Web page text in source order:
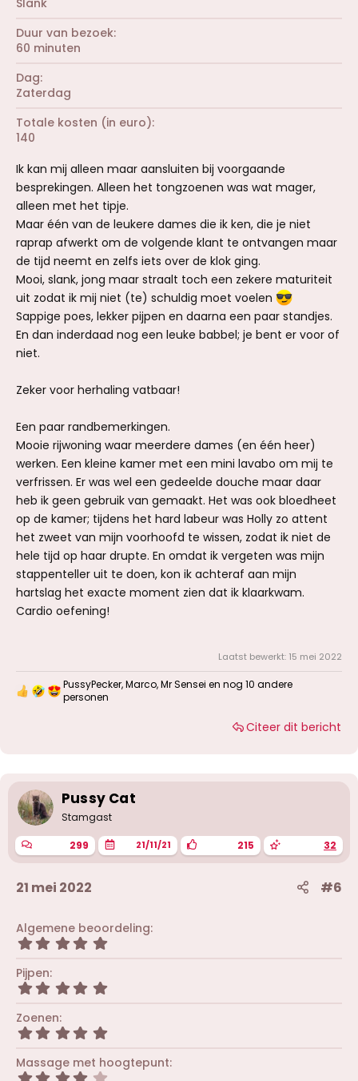
Slank
Duur van bezoek
60 minuten
Dag
Zaterdag
Totale kosten (in euro)
140
Ik kan mij alleen maar aansluiten bij voorgaande
besprekingen. Alleen het tongzoenen was wat mager,
alleen met het tipje.
Maar één van de leukere dames die ik ken, die je niet
raprap afwerkt om de volgende klant te ontvangen maar
de tijd neemt en zelfs iets over de klok ging.
Mooi, slank, jong maar straalt toch een zekere maturiteit
uit zodat ik mij niet (te) schuldig moet voelen
Sappige poes, lekker pijpen en daarna een paar standjes.
En dan inderdaad nog een leuke babbel; je bent er voor of
niet.
Zeker voor herhaling vatbaar!
Een paar randbemerkingen.
Mooie rijwoning waar meerdere dames (en één heer)
werken. Een kleine kamer met een mini lavabo om mij te
verfrissen. Er was wel een gedeelde douche maar daar
heb ik geen gebruik van gemaakt. Het was ook bloedheet
op de kamer; tijdens het hard labeur was Holly zo attent
het zweet van mijn voorhoofd te wissen, zodat ik niet de
hele tijd op haar drupte. En omdat ik vergeten was mijn
stappenteller uit te doen, kon ik achteraf aan mijn
hartslag het exacte moment zien dat ik klaarkwam.
Cardio oefening!
Laatst bewerkt: 15 mei 2022
W
n
g
n
:
PussyPecker,Marco,Mr Sensei en nog 10 andere
personen
Citeer dit bericht
Pussy Cat
Stamgast
299 21/11/21 215 32
21 mei 2022 #6
Algemene beoordeling
5
s
r
r
e
Pijpen
5
s
e
Zoenen
5
0
0
Massage met hoogtepunt